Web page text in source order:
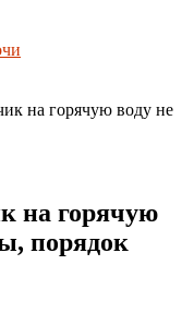
на горячую воду не
на горячую
порядок